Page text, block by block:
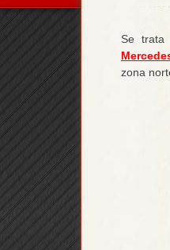
Se trata
zona